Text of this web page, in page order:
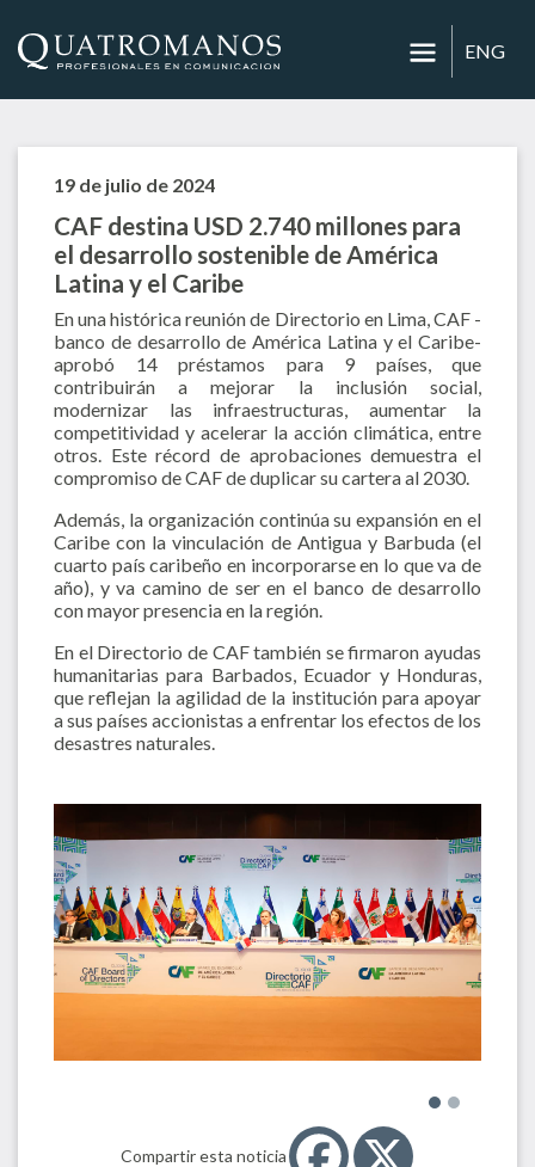
ENG
19 de julio de 2024
CAF destina USD 2.740 millones para
el desarrollo sostenible de América
Latina y el Caribe
En una histórica reunión de Directorio en Lima, CAF -
banco de desarrollo de América Latina y el Caribe-
aprobó 14 préstamos para 9 países, que
contribuirán a mejorar la inclusión social,
modernizar las infraestructuras, aumentar la
competitividad y acelerar la acción climática, entre
otros. Este récord de aprobaciones demuestra el
compromiso de CAF de duplicar su cartera al 2030.
Además, la organización continúa su expansión en el
Caribe con la vinculación de Antigua y Barbuda (el
cuarto país caribeño en incorporarse en lo que va de
año), y va camino de ser en el banco de desarrollo
con mayor presencia en la región.
En el Directorio de CAF también se firmaron ayudas
humanitarias para Barbados, Ecuador y Honduras,
que reflejan la agilidad de la institución para apoyar
a sus países accionistas a enfrentar los efectos de los
desastres naturales.
Compartir esta noticia